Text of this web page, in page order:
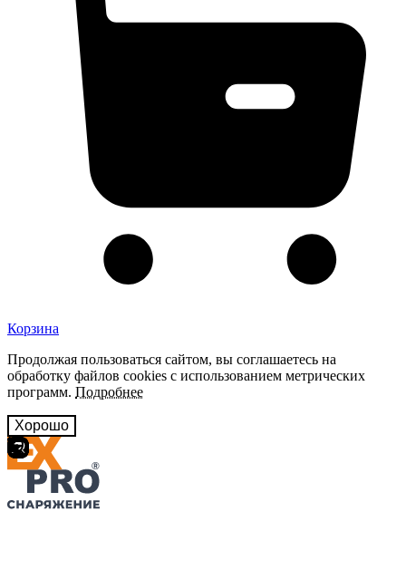
Корзина
Продолжая пользоваться сайтом, вы соглашаетесь на
обработку файлов cookies с использованием метрических
программ. Подробнее
Хорошо